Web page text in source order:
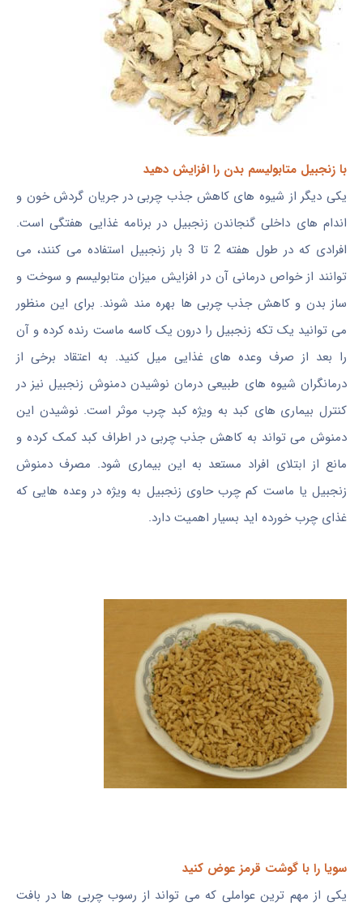
با زنجبیل متابولیسم بدن را افزایش دهید
یکی دیگر از شیوه های کاهش جذب چربی در جریان گردش خون و
اندام های داخلی گنجاندن زنجبیل در برنامه غذایی هفتگی است.
افرادی که در طول هفته 2 تا 3 بار زنجبیل استفاده می کنند، می
توانند از خواص درمانی آن در افزایش میزان متابولیسم و سوخت و
ساز بدن و کاهش جذب چربی ها بهره مند شوند. برای این منظور
می توانید یک تکه زنجبیل را درون یک کاسه ماست رنده كرده و آن
را بعد از صرف وعده های غذایی میل کنید. به اعتقاد برخی از
درمانگران شیوه های طبیعی درمان نوشیدن دمنوش زنجبیل نیز در
کنترل بیماری های کبد به ویژه کبد چرب موثر است. نوشیدن این
دمنوش می تواند به کاهش جذب چربی در اطراف کبد کمک کرده و
مانع از ابتلای افراد مستعد به این بیماری شود. مصرف دمنوش
زنجبیل یا ماست کم چرب حاوی زنجبیل به ویژه در وعده هایی که
غذای چرب خورده اید بسیار اهمیت دارد.
سویا را با گوشت قرمز عوض کنید
یکی از مهم ترین عواملی که می تواند از رسوب چربی ها در بافت